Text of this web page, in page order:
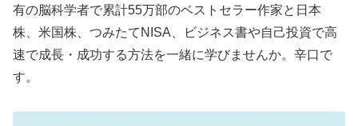
有の脳科学者で累計55万部のベストセラー作家と日本
株、米国株、つみたてNISA、ビジネス書や自己投資で高
速で成長・成功する方法を一緒に学びませんか。辛口で
す。